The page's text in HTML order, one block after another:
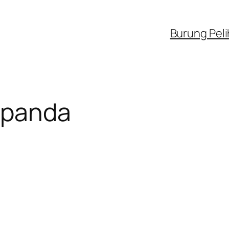
Burung